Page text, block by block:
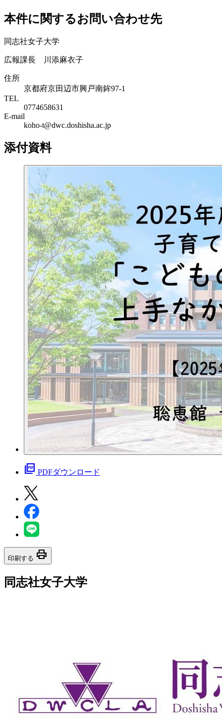
本件に関するお問い合わせ先
同志社女子大学
広報課長 川添麻衣子
住所
京都府京田辺市興戸南鉾97-1
TEL
0774658631
E-mail
koho-t@dwc.doshisha.ac.jp
添付資料
picture_as_pdf PDFダウンロード
印刷する print
同志社女子大学